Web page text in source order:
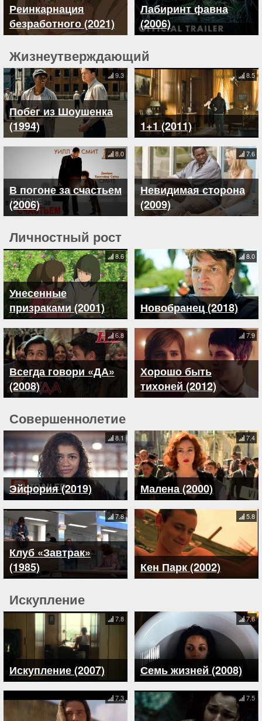
Реинкарнация
безработного (2021)
Лабиринт фавна
(2006)
Жизнеутверждающий
Побег из Шоушенка
(1994)
9.3
1+1 (2011)
8.5
В погоне за счастьем
(2006)
8.0
Невидимая сторона
(2009)
7.6
Личностный рост
Унесенные
призраками (2001)
8.6
Новобранец (2018)
8.0
Всегда говори «ДА»
(2008)
6.8
Хорошо быть
тихоней (2012)
7.9
Совершеннолетие
Эйфория (2019)
8.1
Малена (2000)
7.4
Клуб «Завтрак»
(1985)
7.8
Кен Парк (2002)
5.8
Искупление
Искупление (2007)
7.8
Семь жизней (2008)
7.6
7.3 7.5